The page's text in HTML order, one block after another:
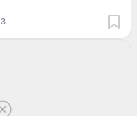
3